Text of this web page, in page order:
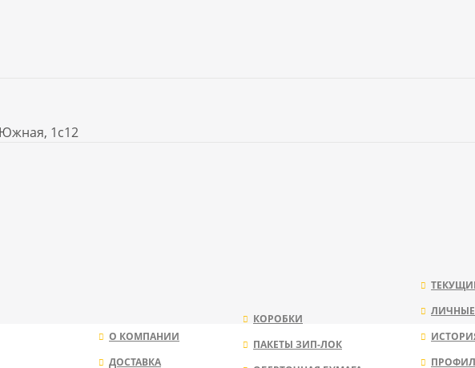
1с12
КОРОБКИ
ПАКЕТЫ ЗИП-ЛОК
О КОМПАНИИ
ДОСТАВКА